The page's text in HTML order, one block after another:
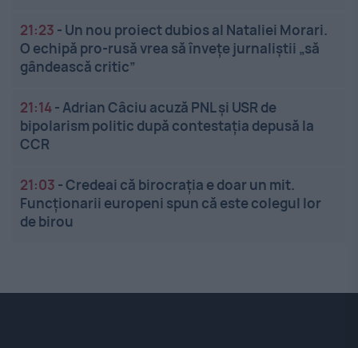
21:23 - Un nou proiect dubios al Nataliei Morari.
O echipă pro-rusă vrea să înveţe jurnaliştii „să
gândească critic”
21:14-Adrian Câciu acuză PNL și USR de
bipolarism politic după contestația depusă la
CCR
21:03 -Credeai că birocrația e doar un mit.
Funcționarii europeni spun că este colegul lor
de birou